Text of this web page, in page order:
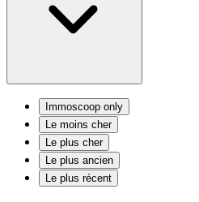
Immoscoop only
Le moins cher
Le plus cher
Le plus ancien
Le plus récent